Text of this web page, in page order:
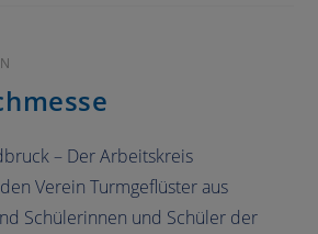
– Der Arbeitskreis
Verein Turmgeflüster aus
Schülerinnen und Schüler der